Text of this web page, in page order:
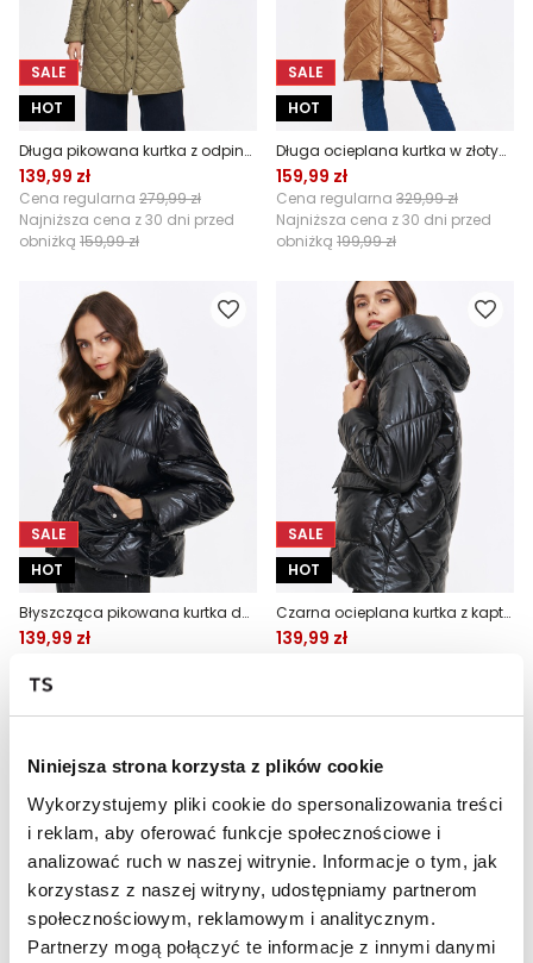
Niniejsza strona korzysta z plików cookie
Wykorzystujemy pliki cookie do spersonalizowania treści
i reklam, aby oferować funkcje społecznościowe i
analizować ruch w naszej witrynie. Informacje o tym, jak
korzystasz z naszej witryny, udostępniamy partnerom
społecznościowym, reklamowym i analitycznym.
Partnerzy mogą połączyć te informacje z innymi danymi
SALE
HOT
Długa pikowana kurtka z odpinanym kapturem
139,99 zł
Cena regularna 279,99 zł
Najniższa cena z 30 dni przed
obniżką 159,99 zł
SALE
HOT
Długa ocieplana kurtka w złotym kolorze
159,99 zł
Cena regularna 329,99 zł
Najniższa cena z 30 dni przed
obniżką 199,99 zł
SALE
HOT
Błyszcząca pikowana kurtka damska
139,99 zł
Najniższa cena z 30 dni przed
SALE
HOT
Czarna ocieplana kurtka z kapturem
139,99 zł